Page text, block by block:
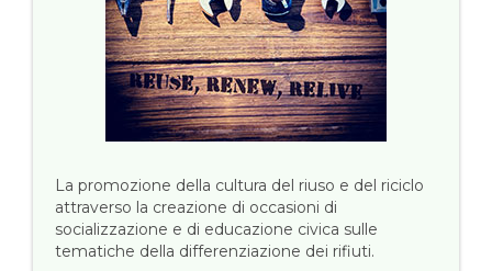
La promozione della cultura del riuso e del riciclo
attraverso la creazione di occasioni di
socializzazione e di educazione civica sulle
tematiche della differenziazione dei rifiuti.